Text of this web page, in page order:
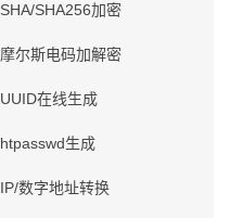
SHA/SHA256加密
摩尔斯电码加解密
UUID在线生成
htpasswd生成
IP/数字地址转换